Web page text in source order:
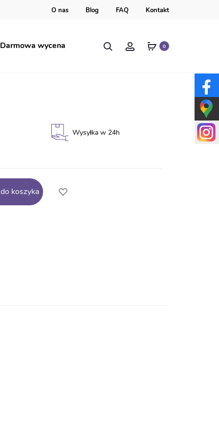
O nas Blog FAQ Kontakt
Darmowa wycena Szukaj Account0
Wysyłka w 24h
koszyka